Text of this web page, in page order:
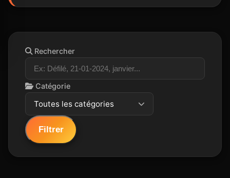
Rechercher
Catégorie
Toutes les catégories
Filtrer